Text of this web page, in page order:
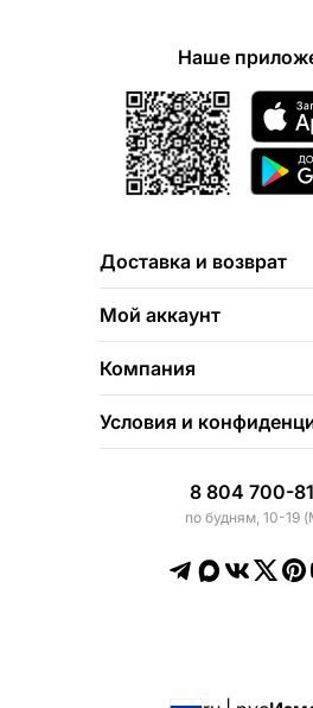
Наше
Доставка и возврат
Мой аккаунт
Компания
Условия и
8 804 700-
по будням, 10-19